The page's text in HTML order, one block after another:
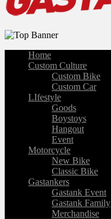
Home
Custom Culture
Custom Bike
Custom Car
LIfestyle
Goods
Boystoys
Hangout
Event
Motorcycle
New Bike
Classic Bike
Gastankers
Gastank Event
Gastank Family
Merchandise